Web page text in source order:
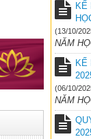
dục địa
trong
tỉnh
chất
KẾ
(13/10/
NĂM
KẾ
(06/10/
NĂM